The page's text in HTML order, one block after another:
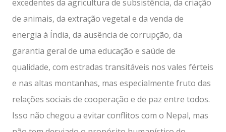
excedentes da agricultura de subsistência, da criação
de animais, da extração vegetal e da venda de
energia à Índia, da ausência de corrupção, da
garantia geral de uma educação e saúde de
qualidade, com estradas transitáveis nos vales férteis
e nas altas montanhas, mas especialmente fruto das
relações sociais de cooperação e de paz entre todos.
Isso não chegou a evitar conflitos com o Nepal, mas